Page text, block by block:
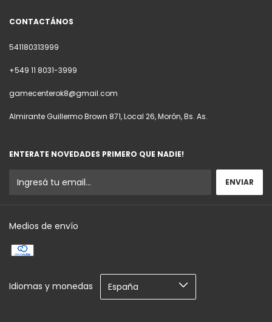
CONTACTÁNOS
541180313999
+549 11 8031-3999
gamecenterok8@gmail.com
Almirante Guillermo Brown 871, Local 26, Morón, Bs. As.
ENTERATE NOVEDADES PRIMERO QUE NADIE!
Medios de envío
Idiomas y monedas